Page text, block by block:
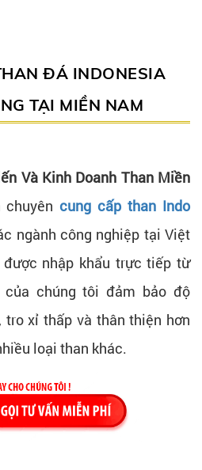
ĐÁ INDONESIA
TẠI MIỀN NAM
Và Kinh Doanh Than Miền
chuyêncung cấp than Indo
ngành công nghiệp tại Việt
được nhập khẩu trực tiếp từ
của chúng tôi đảm bảo độ
xỉ thấp và thân thiện hơn
loại than khác.